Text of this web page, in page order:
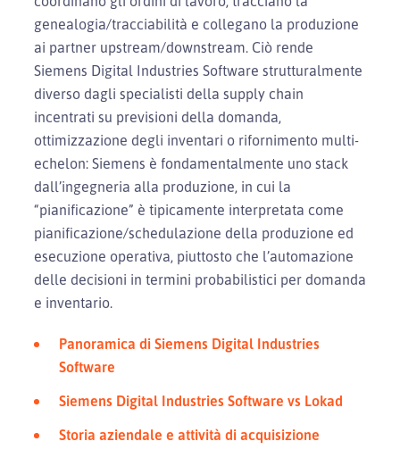
genealogia/tracciabilità e collegano la produzione
ai partner upstream/downstream. Ciò rende
Siemens Digital Industries Software strutturalmente
diverso dagli specialisti della supply chain
incentrati su previsioni della domanda,
ottimizzazione degli inventari o rifornimento multi-
echelon: Siemens è fondamentalmente uno stack
dall’ingegneria alla produzione, in cui la
“pianificazione” è tipicamente interpretata come
pianificazione/schedulazione della produzione ed
esecuzione operativa, piuttosto che l’automazione
delle decisioni in termini probabilistici per domanda
e inventario.
Panoramica di Siemens Digital Industries
Software
Siemens Digital Industries Software vs Lokad
Storia aziendale e attività di acquisizione